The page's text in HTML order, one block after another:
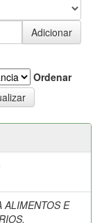
Ordenar
ALIMENTOS E